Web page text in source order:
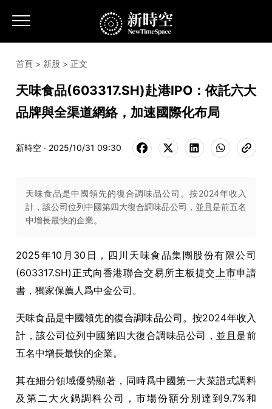
首頁 > 新股 > 正文
天味食品(603317.SH)赴港IPO：依託六大
品牌與全渠道網絡，加速國際化布局
新時空 · 2025/10/31 09:30
天味食品是中國領先的復合調味品公司。按2024年收入
計，該公司位列中國第四大復合調味品公司，並且是前五名
中增長最快的企業。
2025年10月30日，四川天味食品集團股份有限公司
(603317.SH)正式向香港聯合交易所主板提交上市申請
書，獨家保薦人爲中金公司。
天味食品是中國領先的復合調味品公司。按2024年收入
計，該公司位列中國第四大復合調味品公司，並且是前
五名中增長最快的企業。
其在細分領域優勢顯著，同時爲中國第一大菜譜式調料
及第二大火鍋調料公司，市場份額分別達到9.7%和